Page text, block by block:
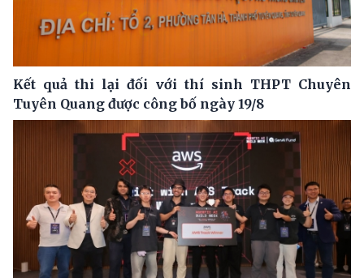
Kết quả thi lại đối với thí sinh THPT Chuyên
Tuyên Quang được công bố ngày 19/8